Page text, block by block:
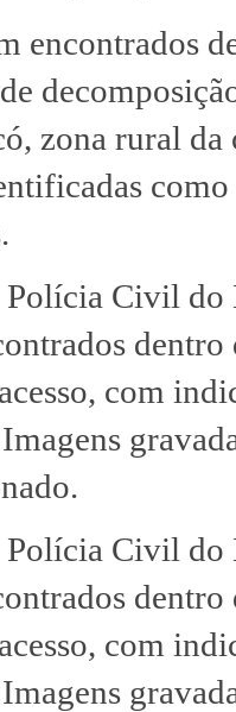
encontrados
zona rural
como
Polícia Civil
dentro
com
Polícia Civil
dentro
com